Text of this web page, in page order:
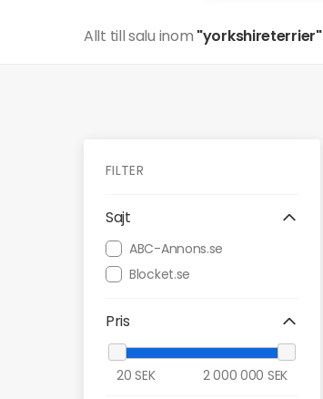
Allt till salu inom "yorkshireterrier"
FILTER
Sajt
ABC-Annons.se
Blocket.se
Pris
20 SEK 2 000 000 SEK